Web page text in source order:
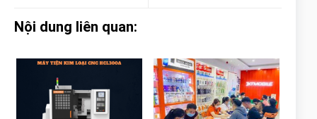
Nội dung liên quan: